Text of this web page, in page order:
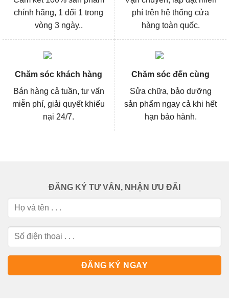
chính hãng, 1 đổi 1 trong
vòng 3 ngày..
phí trên hệ thống cửa
hàng toàn quốc.
Chăm sóc khách hàng
Bán hàng cả tuần, tư vấn
miễn phí, giải quyết khiếu
nại 24/7.
Chăm sóc đến cùng
Sửa chữa, bảo dưỡng
sản phẩm ngay cả khi hết
hạn bảo hành.
ĐĂNG KÝ TƯ VẤN, NHẬN ƯU ĐÃI